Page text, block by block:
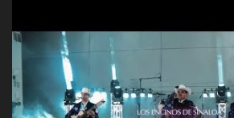
lo que hablo Entre lob...
ver solo más no ando solo ai ta el aparato
para lucirlo yo aquí lo calmo Y mis collares
cuidan los santos y mi Dios cada día con
por un futuro mejor Música Empecé desde
fecha aún sigo vigente no soy manchado